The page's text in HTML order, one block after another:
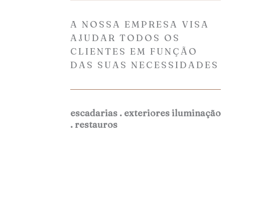
A NOSSA EMPRESA VISA
AJUDAR TODOS OS
CLIENTES EM FUNÇÃO
DAS SUAS NECESSIDADES
escadarias . exteriores iluminação
. restauros